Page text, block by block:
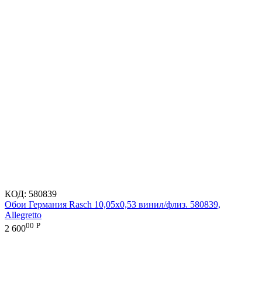
КОД: 580839
Обои Германия Rasch 10,05x0,53 винил/флиз. 580839,
Allegretto
2 60000 Р